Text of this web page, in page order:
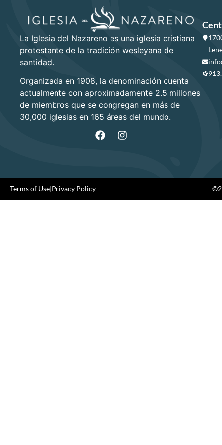
La Iglesia del Nazareno es una iglesia cristiana
protestante de la tradición wesleyana de
santidad.
Organizada en 1908, la denominación cuenta
actualmente con aproximadamente 2.5 millones
de miembros que se congregan en más de
30,000 iglesias en 165 áreas del mundo.
Terms of Use|Privacy Policy